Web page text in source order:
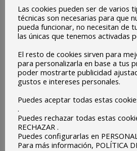
EPAS NOTICIAS 2021-22 Por
Concurso de dibujo y
los ODS. Desde la asignatura de
y Visual en 1º y 3º de ESO,
concurso de dibujo donde el
conocer en profundidad los ODS
Desarrollo Sostenible) de la
Unión Europea. Los…
Las cookies pueden ser de varios
técnicas son necesarias para que
pueda funcionar, no necesitan de
las únicas que tenemos activadas
El resto de cookies sirven para
para personalizarla en base a tus
poder mostrarte publicidad
gustos e intereses personales.
Puedes aceptar todas estas
.
Puedes rechazar todas estas
RECHAZAR .
Puedes configurarlas en
Para más información, POLÍTICA